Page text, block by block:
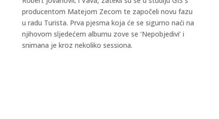
producentom Matejom Zecom te započeli novu fazu
u radu Turista. Prva pjesma koja će se sigurno naći na
njihovom sljedećem albumu zove se ‘Nepobjedivi’ i
snimana je kroz nekoliko sessiona.